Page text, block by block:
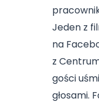
Jeden z
na
z
gości
głosami.